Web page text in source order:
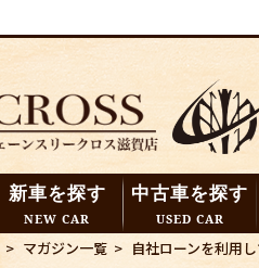
新車を探す
NEW CAR
中古車を探す
USED CAR
> マガジン一覧 > 自社ローンを利用